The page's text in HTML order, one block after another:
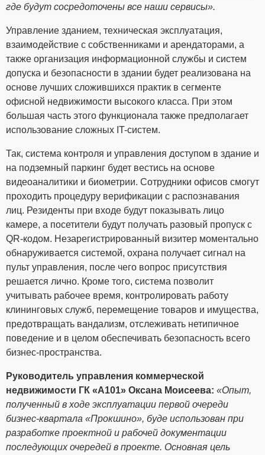
где будут сосредоточены все наши сервисы».
Управление зданием, техническая эксплуатация,
взаимодействие с собственниками и арендаторами, а
также организация информационной службы и систем
допуска и безопасности в здании будет реализована на
основе лучших сложившихся практик в сегменте
офисной недвижимости высокого класса. При этом
большая часть этого функционала также предполагает
использование сложных IT-систем.
Так, система контроля и управления доступом в здание и
на подземный паркинг будет вестись на основе
видеоаналитики и биометрии. Сотрудники офисов смогут
проходить процедуру верификации с распознавания
лиц. Резиденты при входе будут показывать лицо
камере, а посетители будут получать разовый пропуск с
QR-кодом. Незарегистрированный визитер моментально
обнаруживается системой, охрана получает сигнал на
пульт управления, после чего вопрос присутствия
решается лично. Кроме того, система позволит
учитывать рабочее время, контролировать работу
клининговых служб, перемещение товаров и имущества,
предотвращать вандализм, отслеживать нетипичное
поведение и в целом обеспечивать безопасность всего
бизнес-пространства.
Руководитель управления коммерческой
недвижимости ГК «А101» Оксана Моисеева: «Опыт,
полученный в ходе эксплуатации первой очереди
бизнес-квартала «Прокшино», буде использован при
разработке проектной и рабочей документации
последующих очередей в проекте. Основная цель